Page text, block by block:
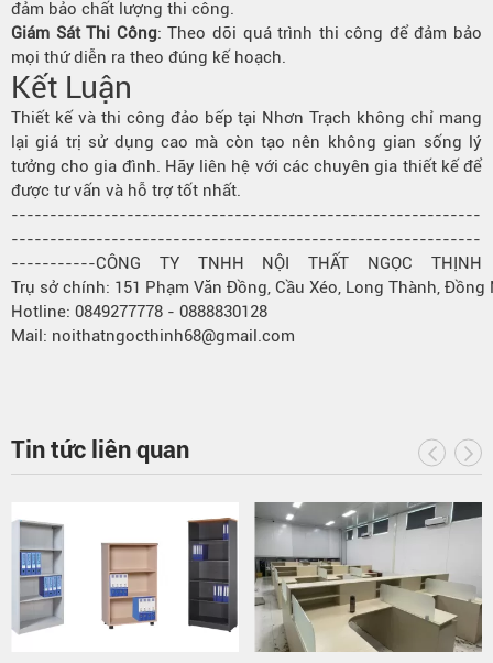
đảm bảo chất lượng thi công.
Giám Sát Thi Công: Theo dõi quá trình thi công để đảm bảo
mọi thứ diễn ra theo đúng kế hoạch.
Kết Luận
Thiết kế và thi công đảo bếp tại Nhơn Trạch không chỉ mang
lại giá trị sử dụng cao mà còn tạo nên không gian sống lý
tưởng cho gia đình. Hãy liên hệ với các chuyên gia thiết kế để
được tư vấn và hỗ trợ tốt nhất.
-------------------------------------------------------------
-------------------------------------------------------------
-----------CÔNG TY TNHH NỘI THẤT NGỌC THỊNH
Trụ sở chính: 151 Phạm Văn Đồng, Cầu Xéo, Long Thành, Đồng
Hotline: 0849277778 - 0888830128
Mail: noithatngocthinh68@gmail.com
Tin tức liên quan